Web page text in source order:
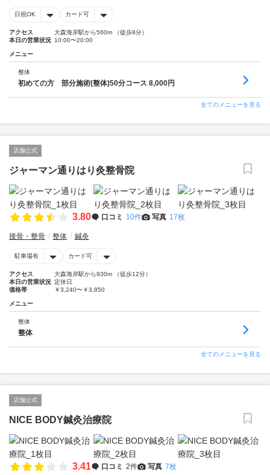
日祝OK カード可
アクセス
大森海岸駅から560m （徒歩8分）
本日の営業状況 10:00〜20:00
メニュー
整体
初めての方 部分施術(整体)50分コース 8,000円
全てのメニューを見る
店舗公式
ジャーマン通りはり灸整骨院
3.80 口コミ 10件 写真 17枚
接骨・整骨 整体 鍼灸
駐車場有 カード可
アクセス
大森海岸駅から930m （徒歩12分）
本日の営業状況 定休日
価格帯
￥3,240〜￥3,850
メニュー
整体
整体
全てのメニューを見る
店舗公式
NICE BODY鍼灸治療院
3.41 口コミ 2件 写真 7枚